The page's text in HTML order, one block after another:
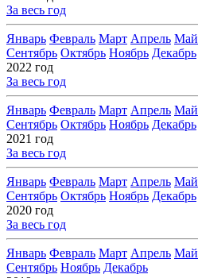
За весь год
Январь Февраль Март Апрель Май
Сентябрь Октябрь Ноябрь Декабрь
2022 год
За весь год
Январь Февраль Март Апрель Май
Сентябрь Октябрь Ноябрь Декабрь
2021 год
За весь год
Январь Февраль Март Апрель Май
Сентябрь Октябрь Ноябрь Декабрь
2020 год
За весь год
Январь Февраль Март Апрель Май
Сентябрь Ноябрь Декабрь